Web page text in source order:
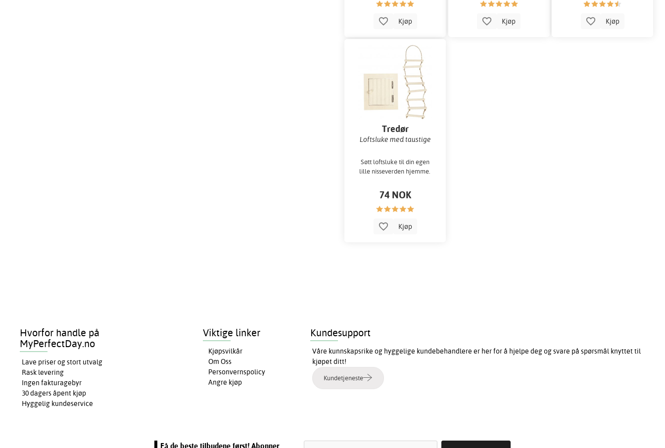
Kjøp Kjøp Kjøp
Tredør
Loftsluke med taustige
Søtt loftsluke til din egen
lille nisseverden hjemme.
74 NOK
Kjøp
Hvorfor handle på
MyPerfectDay.no
Lave priser og stort utvalg
Rask levering
Ingen fakturagebyr
30 dagers åpent kjøp
Hyggelig kundeservice
Viktige linker
Kjøpsvilkår
Om Oss
Personvernspolicy
Angre kjøp
Kundesupport
Våre kunnskapsrike og hyggelige kundebehandlere er her for å hjelpe deg og svare på spørsmål knyttet til
kjøpet ditt!
Kundetjeneste
Få de beste tilbudene først! Abonner